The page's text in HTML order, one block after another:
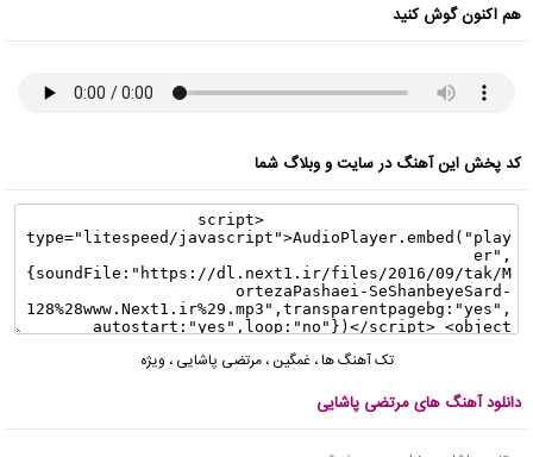
هم اکنون گوش کنید
کد پخش این آهنگ در سایت و وبلاگ شما
تک آهنگ ها،غمگین ،مرتضی پاشایی ، ویژه
دانلود آهنگ های مرتضی پاشایی